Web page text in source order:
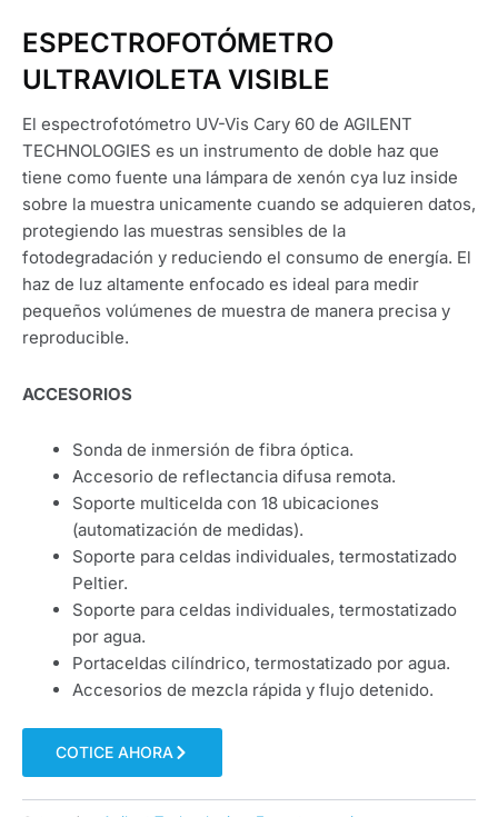
ESPECTROFOTÓMETRO
ULTRAVIOLETA VISIBLE
El espectrofotómetro UV-Vis Cary 60 de AGILENT
TECHNOLOGIES es un instrumento de doble haz que
tiene como fuente una lámpara de xenón cya luz inside
sobre la muestra unicamente cuando se adquieren datos,
protegiendo las muestras sensibles de la
fotodegradación y reduciendo el consumo de energía. El
haz de luz altamente enfocado es ideal para medir
pequeños volúmenes de muestra de manera precisa y
reproducible.
ACCESORIOS
Sonda de inmersión de fibra óptica.
Accesorio de reflectancia difusa remota.
Soporte multicelda con 18 ubicaciones
(automatización de medidas).
Soporte para celdas individuales, termostatizado
Peltier.
Soporte para celdas individuales, termostatizado
por agua.
Portaceldas cilíndrico, termostatizado por agua.
Accesorios de mezcla rápida y flujo detenido.
COTICE AHORA